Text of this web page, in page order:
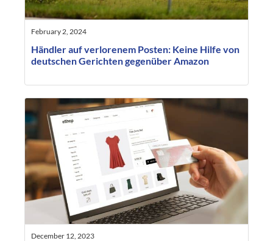
February 2, 2024
Händler auf verlorenem Posten: Keine Hilfe von
deutschen Gerichten gegenüber Amazon
December 12, 2023